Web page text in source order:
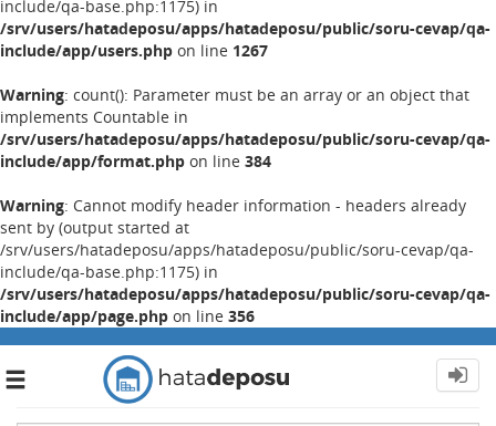
include/qa-base.php:1175) in
/srv/users/hatadeposu/apps/hatadeposu/public/soru-cevap/qa-
include/app/users.php on line 1267
Warning: count(): Parameter must be an array or an object that
implements Countable in
/srv/users/hatadeposu/apps/hatadeposu/public/soru-cevap/qa-
include/app/format.php on line 384
Warning: Cannot modify header information - headers already
sent by (output started at
/srv/users/hatadeposu/apps/hatadeposu/public/soru-cevap/qa-
include/qa-base.php:1175) in
/srv/users/hatadeposu/apps/hatadeposu/public/soru-cevap/qa-
include/app/page.php on line 356
Toggle